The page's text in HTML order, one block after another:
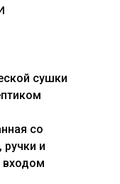
сушки
со
ручки и